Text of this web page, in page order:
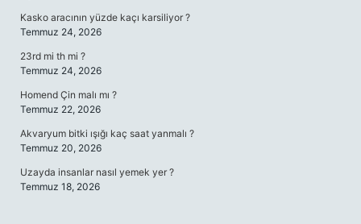
Kasko aracının yüzde kaçı karsiliyor ?
Temmuz 24, 2026
23rd mi th mi ?
Temmuz 24, 2026
Homend Çin malı mı ?
Temmuz 22, 2026
Akvaryum bitki ışığı kaç saat yanmalı ?
Temmuz 20, 2026
Uzayda insanlar nasıl yemek yer ?
Temmuz 18, 2026